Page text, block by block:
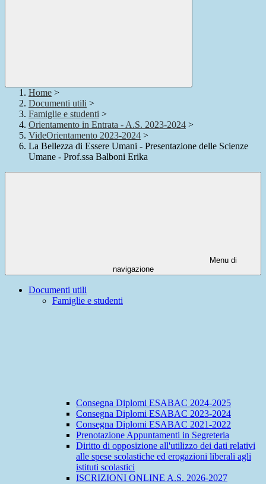
Home >
Documenti utili >
Famiglie e studenti >
Orientamento in Entrata - A.S. 2023-2024 >
VideOrientamento 2023-2024 >
La Bellezza di Essere Umani - Presentazione delle Scienze
Umane - Prof.ssa Balboni Erika
Menu di
navigazione
Documenti utili
Famiglie e studenti
Consegna Diplomi ESABAC 2024-2025
Consegna Diplomi ESABAC 2023-2024
Consegna Diplomi ESABAC 2021-2022
Prenotazione Appuntamenti in Segreteria
Diritto di opposizione all'utilizzo dei dati relativi
alle spese scolastiche ed erogazioni liberali agli
istituti scolastici
ISCRIZIONI ONLINE A.S. 2026-2027